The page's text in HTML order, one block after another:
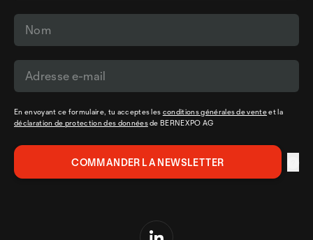
En envoyant ce formulaire, tu acceptes les conditions générales de venteet la
déclaration de protection des donnéesde BERNEXPO AG